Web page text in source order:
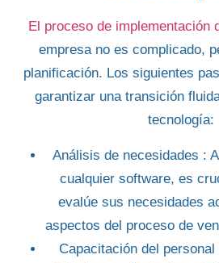
El proceso de implementación
empresa no es complicado,
planificación. Los siguientes
garantizar una transición
tecnología:
Análisis de necesidades :
cualquier software, es
evalúe sus necesidades
aspectos del proceso de
Capacitación del personal